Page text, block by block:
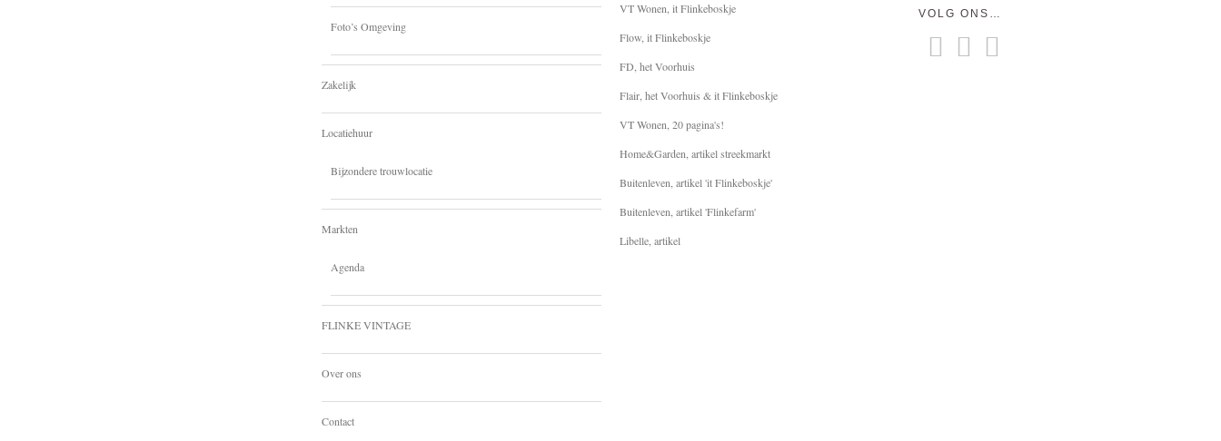
Foto’s Omgeving
Zakelijk
Locatiehuur
Bijzondere trouwlocatie
Markten
Agenda
FLINKE VINTAGE
Over ons
Contact
VT Wonen, it Flinkeboskje
Flow, it Flinkeboskje
FD, het Voorhuis
Flair, het Voorhuis & it Flinkeboskje
VT Wonen, 20 pagina's!
Home&Garden, artikel streekmarkt
Buitenleven, artikel 'it Flinkeboskje'
Buitenleven, artikel 'Flinkefarm'
Libelle, artikel
VOLG ONS…